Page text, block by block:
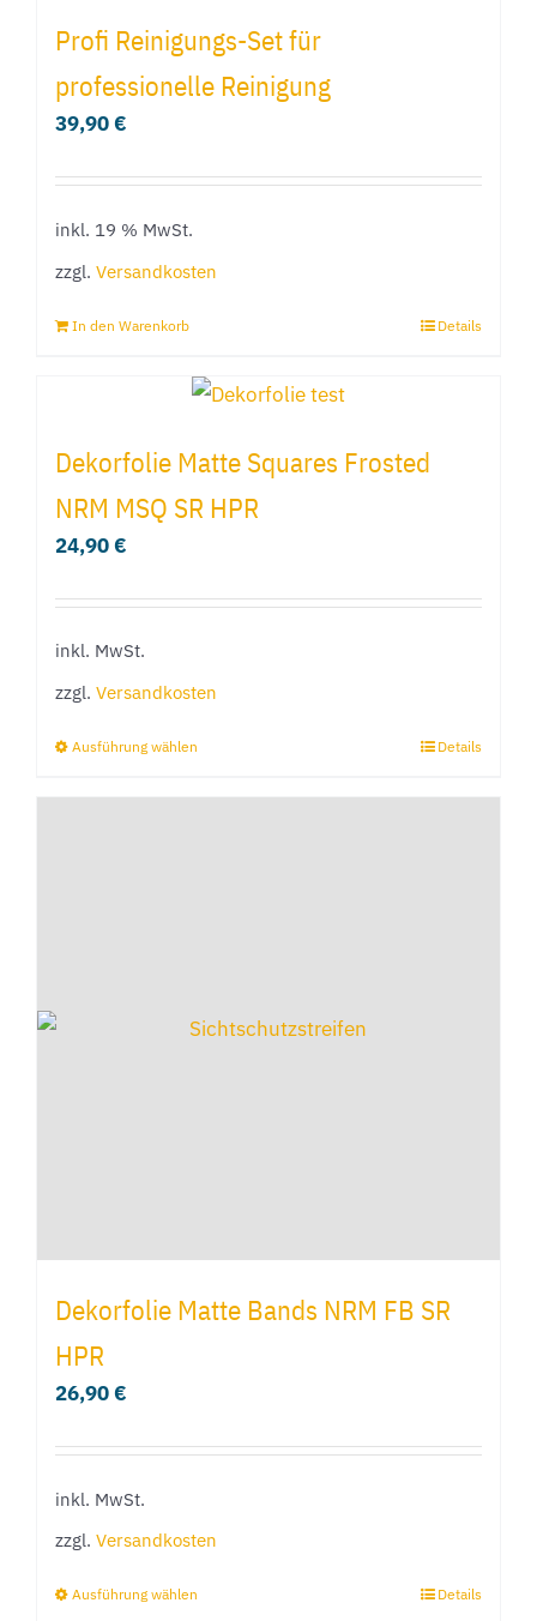
Profi Reinigungs-Set für
professionelle Reinigung
39,90€
inkl. 19 % MwSt.
zzgl. Versandkosten
In den Warenkorb Details
Dekorfolie Matte Squares Frosted
NRM MSQ SR HPR
24,90€
inkl. MwSt.
zzgl. Versandkosten
Ausführung wählen
können
Details
Dekorfolie Matte Bands NRM FB SR
HPR
26,90€
inkl. MwSt.
zzgl. Versandkosten
Ausführung wählen Details